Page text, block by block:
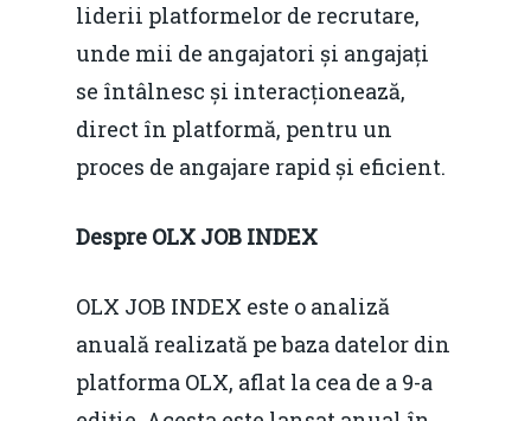
liderii platformelor de recrutare,
unde mii de angajatori și angajați
se întâlnesc și interacționează,
direct în platformă, pentru un
proces de angajare rapid și eficient.
Despre OLX JOB INDEX
OLX JOB INDEX este o analiză
anuală realizată pe baza datelor din
platforma OLX, aflat la cea de a 9-a